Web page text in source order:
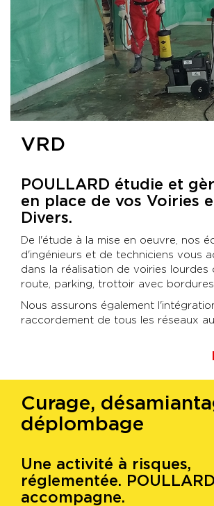
VRD
POULLARD étudie et
en place de vos Voiries
Divers.
De l'étude à la mise en oeuvre, nos
d'ingénieurs et de techniciens vous
dans la réalisation de voiries lourdes
route, parking, trottoir avec bordures
Nous assurons également
raccordement de tous les réseaux
Curage,
déplombage
Une activité à risques,
réglementée.
accompagne.